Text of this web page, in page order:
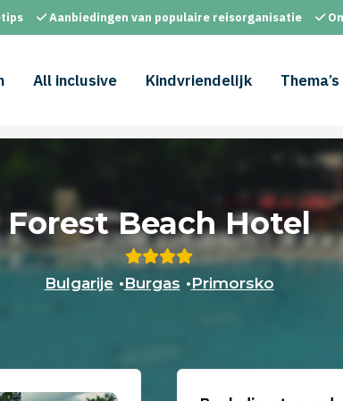
Aanbiedingen van populaire reisorganisatie
All inclusive Kindvriendelijk Thema’s
Forest Beach Hotel
Bulgarije •Burgas •Primorsko